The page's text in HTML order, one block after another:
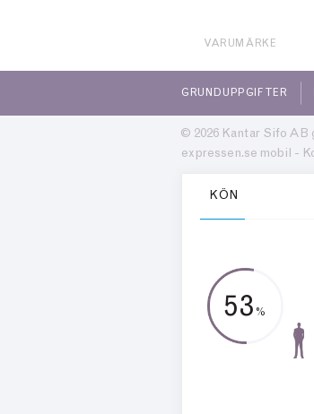
VARUMÄRKE
GRUNDUPPGIFTER
© 2026 Kantar Sifo AB
expressen.se mobil -
KÖN
53 %